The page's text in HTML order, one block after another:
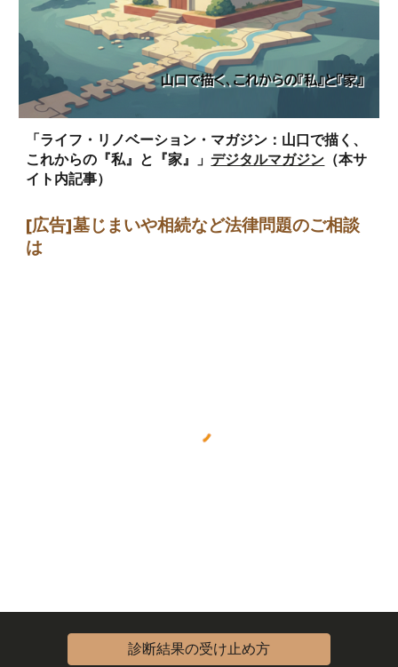
「ライフ・リノベーション・マガジン：山口で描く、
これからの『私』と『家』」 デジタルマガジン （本サ
イト内記事）
[広告]墓じまいや相続など法律問題のご相談
は
診断結果の受け止め方